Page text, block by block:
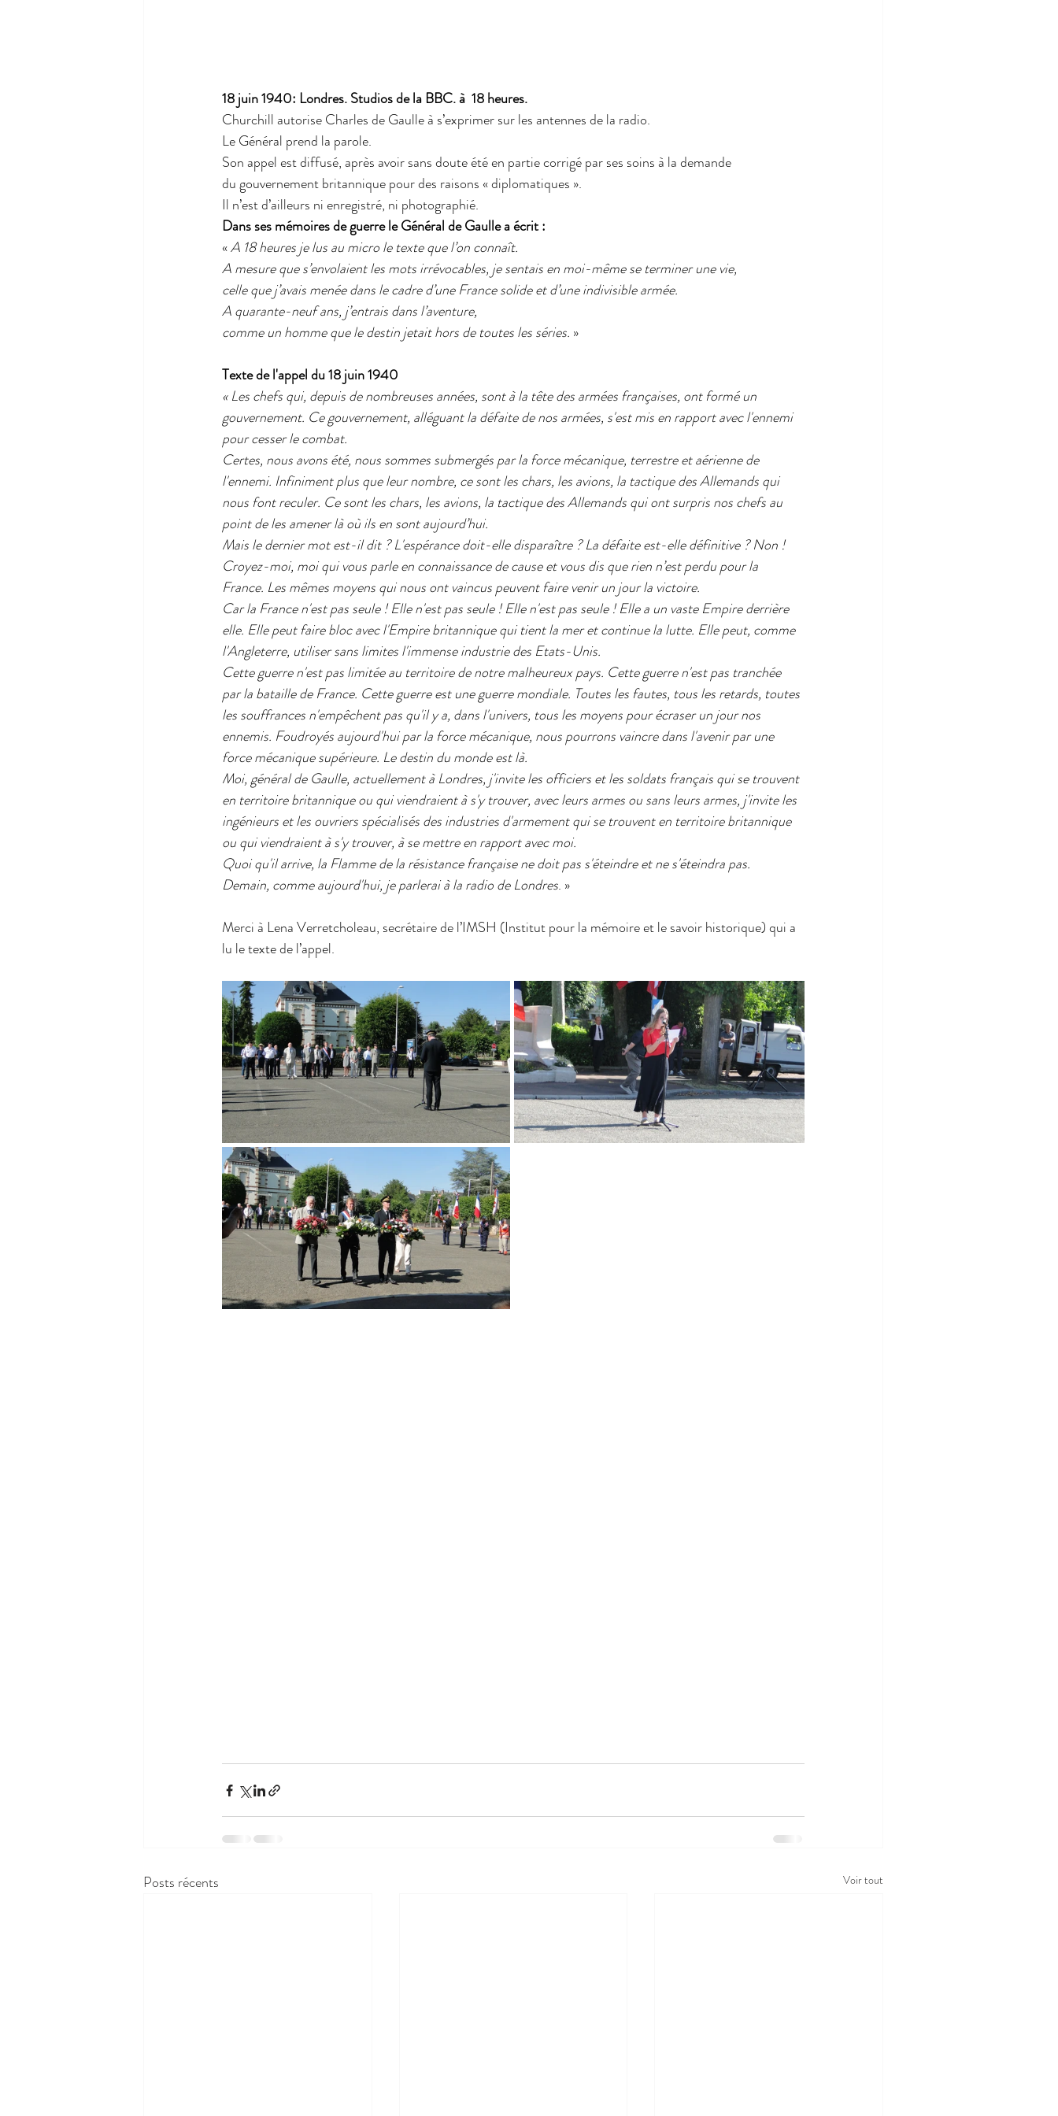
18 juin 1940: Londres. Studios de la BBC. à  18 heures.
Churchill autorise Charles de Gaulle à s’exprimer sur les antennes de la radio.
Le Général prend la parole.
Son appel est diffusé, après avoir sans doute été en partie corrigé par ses soins à la demande
du gouvernement britannique pour des raisons « diplomatiques ».
Il n’est d’ailleurs ni enregistré, ni photographié.
Dans ses mémoires de guerre le Général de Gaulle a écrit :
« A 18 heures je lus au micro le texte que l’on connaît.
A mesure que s’envolaient les mots irrévocables, je sentais en moi-même se terminer une vie,
celle que j’avais menée dans le cadre d’une France solide et d’une indivisible armée.
A quarante-neuf ans, j’entrais dans l’aventure,
comme un homme que le destin jetait hors de toutes les séries. »
Texte de l'appel du 18 juin 1940
« Les chefs qui, depuis de nombreuses années, sont à la tête des armées françaises, ont formé un
gouvernement. Ce gouvernement, alléguant la défaite de nos armées, s'est mis en rapport avec l'ennemi
pour cesser le combat.
Certes, nous avons été, nous sommes submergés par la force mécanique, terrestre et aérienne de
l'ennemi. Infiniment plus que leur nombre, ce sont les chars, les avions, la tactique des Allemands qui
nous font reculer. Ce sont les chars, les avions, la tactique des Allemands qui ont surpris nos chefs au
point de les amener là où ils en sont aujourd’hui.
Mais le dernier mot est-il dit ? L'espérance doit-elle disparaître ? La défaite est-elle définitive ? Non !
Croyez-moi, moi qui vous parle en connaissance de cause et vous dis que rien n’est perdu pour la
France. Les mêmes moyens qui nous ont vaincus peuvent faire venir un jour la victoire.
Car la France n'est pas seule ! Elle n'est pas seule ! Elle n'est pas seule ! Elle a un vaste Empire derrière
elle. Elle peut faire bloc avec l'Empire britannique qui tient la mer et continue la lutte. Elle peut, comme
l'Angleterre, utiliser sans limites l'immense industrie des Etats-Unis.
Cette guerre n'est pas limitée au territoire de notre malheureux pays. Cette guerre n'est pas tranchée
par la bataille de France. Cette guerre est une guerre mondiale. Toutes les fautes, tous les retards, toutes
les souffrances n'empêchent pas qu'il y a, dans l'univers, tous les moyens pour écraser un jour nos
ennemis. Foudroyés aujourd'hui par la force mécanique, nous pourrons vaincre dans l'avenir par une
force mécanique supérieure. Le destin du monde est là.
Moi, général de Gaulle, actuellement à Londres, j'invite les officiers et les soldats français qui se trouvent
en territoire britannique ou qui viendraient à s'y trouver, avec leurs armes ou sans leurs armes, j'invite les
ingénieurs et les ouvriers spécialisés des industries d'armement qui se trouvent en territoire britannique
ou qui viendraient à s'y trouver, à se mettre en rapport avec moi.
Quoi qu'il arrive, la Flamme de la résistance française ne doit pas s'éteindre et ne s'éteindra pas.
Demain, comme aujourd'hui, je parlerai à la radio de Londres. »
Merci à Lena Verretcholeau, secrétaire de l’IMSH (Institut pour la mémoire et le savoir historique) qui a
lu le texte de l’appel.
Posts récents Voir tout